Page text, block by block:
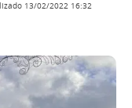
13/02/2022 16:32